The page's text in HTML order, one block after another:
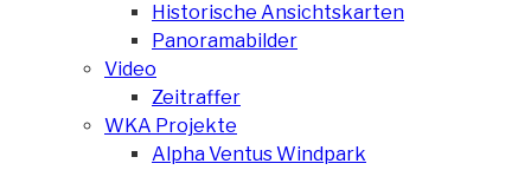
Historische Ansichtskarten
Panoramabilder
Video
Zeitraffer
WKA Projekte
Alpha Ventus Windpark